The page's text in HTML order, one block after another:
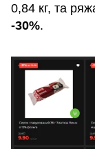
0,84 кг, та
-30%.